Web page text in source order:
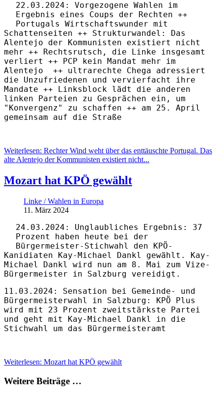
22.03.2024: Vorgezogene Wahlen im
Ergebnis eines Coups der Rechten ++
Portugals Wirtschaftswunder mit
Schattenseiten ++ Strukturwandel: Das
Alentejo der Kommunisten existiert nicht
mehr ++ Rechtsrutsch, die Linke insgesamt
verliert ++ PCP kein Mandat mehr im
Alentejo ++ ultrarechte Chega adressiert
die Unzufriedenen und vervierfacht ihre
Mandate ++ Linksblock lädt die anderen
linken Parteien zu Gesprächen ein, um
"Konvergenz" zu schaffen ++ am 25. April
gemeinsam auf die Straße
Weiterlesen: Rechter Wind weht über das enttäuschte Portugal. Das
alte Alentejo der Kommunisten existiert nicht...
Mozart hat KPÖ gewählt
Linke / Wahlen in Europa
11. März 2024
24.03.2024: Unglaubliches Ergebnis: 37
Prozent haben heute bei der
Bürgermeister-Stichwahl den KPÖ-
Kanidiaten Kay-Michael Dankl gewählt. Kay-
Michael Dankl wird nun am 8. Mai zum Vize-
Bürgermeister in Salzburg vereidigt.
11.03.2024: Sensation bei Gemeinde- und
Bürgermeisterwahl in Salzburg: KPÖ Plus
wird mit 23 Prozent zweitstärkste Partei
und geht mit Kay-Michael Dankl in die
Stichwahl um das Bürgermeisteramt
Weiterlesen: Mozart hat KPÖ gewählt
Weitere Beiträge …